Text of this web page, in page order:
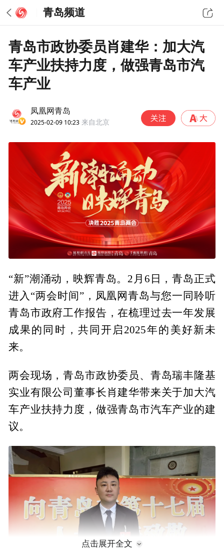
青岛频道
青岛市政协委员肖建华：加大汽
车产业扶持力度，做强青岛市汽
车产业
凤凰网青岛
2025-02-09 10:23 来自北京
“新”潮涌动，映辉青岛。2月6日，青岛正式
进入“两会时间”，凤凰网青岛与您一同聆听
青岛市政府工作报告，在梳理过去一年发展
成果的同时，共同开启2025年的美好新未
来。
两会现场，青岛市政协委员、青岛瑞丰隆基
实业有限公司董事长肖建华带来关于加大汽
车产业扶持力度，做强青岛市汽车产业的建
议。
点击展开全文